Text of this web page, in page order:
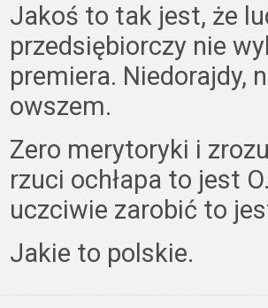
Jakoś to tak jest, że
przedsiębiorczy nie
premiera. Niedorajdy,
owszem.
Zero merytoryki i
rzuci ochłapa to jest
uczciwie zarobić to
Jakie to polskie.